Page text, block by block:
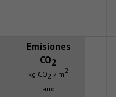
Emisiones
CO2
kg CO2 / m2
año